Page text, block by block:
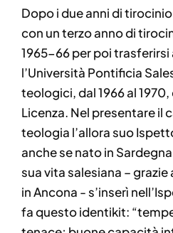
Dopo i due anni di
con un terzo anno di
1965-66 per poi trasferirsi
l’Università Pontificia
teologici, dal 1966 al
Licenza. Nel presentare il
teologia l’allora suo
anche se nato in
sua vita salesiana –
in Ancona - s’inserì
fa questo identikit: